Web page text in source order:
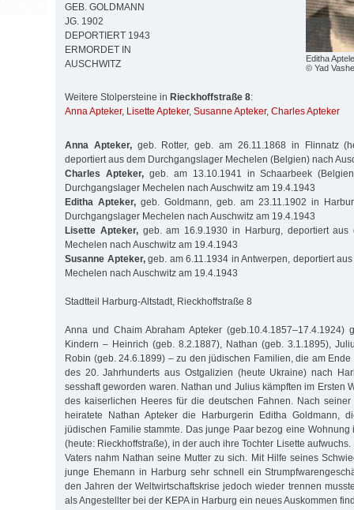
Editha
© Yad
GEB. GOLDMANN
JG. 1902
DEPORTIERT 1943
ERMORDET IN
AUSCHWITZ
Weitere Stolpersteine in Rieckhoffstraße 8:
Anna Apteker, Lisette Apteker, Susanne Apteker, Charles Apteker
Anna Apteker,geb. Rotter, geb. am 26.11.1868 in Flinnatz
deportiert aus dem Durchgangslager Mechelen (Belgien) nach
Charles Apteker,geb. am 13.10.1941 in Schaarbeek
Durchgangslager Mechelen nach Auschwitz am 19.4.1943
Editha Apteker, geb. Goldmann, geb. am 23.11.1902 in
Durchgangslager Mechelen nach Auschwitz am 19.4.1943
Lisette Apteker,geb. am 16.9.1930 in Harburg, deportiert aus
Mechelen nach Auschwitz am 19.4.1943
Susanne Apteker,geb. am 6.11.1934 in Antwerpen, deportiert
Mechelen nach Auschwitz am 19.4.1943
Stadtteil Harburg-Altstadt, Rieckhoffstraße 8
Anna und Chaim Abraham Apteker (geb.10.4.1857–17.4.1924)
Kindern – Heinrich (geb. 8.2.1887), Nathan (geb. 3.1.1895),
Robin (geb. 24.6.1899) – zu den jüdischen Familien, die am
des 20. Jahrhunderts aus Ostgalizien (heute Ukraine) nach
sesshaft geworden waren. Nathan und Julius kämpften im Ersten
des kaiserlichen Heeres für die deutschen Fahnen. Nach
heiratete Nathan Apteker die Harburgerin Editha Goldmann,
jüdischen Familie stammte. Das junge Paar bezog eine
(heute: Rieckhoffstraße), in der auch ihre Tochter Lisette
Vaters nahm Nathan seine Mutter zu sich. Mit Hilfe seines
junge Ehemann in Harburg sehr schnell ein
den Jahren der Weltwirtschaftskrise jedoch wieder trennen
als Angestellter bei der KEPA in Harburg ein neues Auskommen